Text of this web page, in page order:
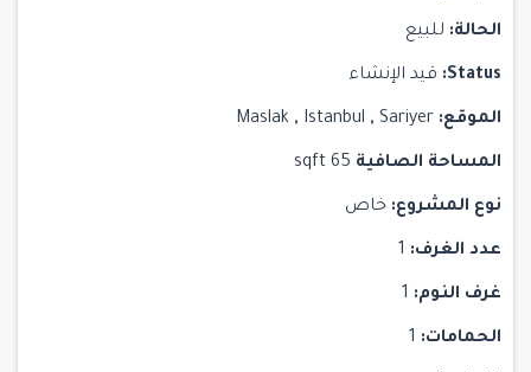
الحالة:
Status: قيد الإنشاء
الموقع: Maslak , Istanbul , Sariyer
المساحة الصافية
نوع المشروع: خاص
عدد الغرف:
غرف النوم:
الحمامات: